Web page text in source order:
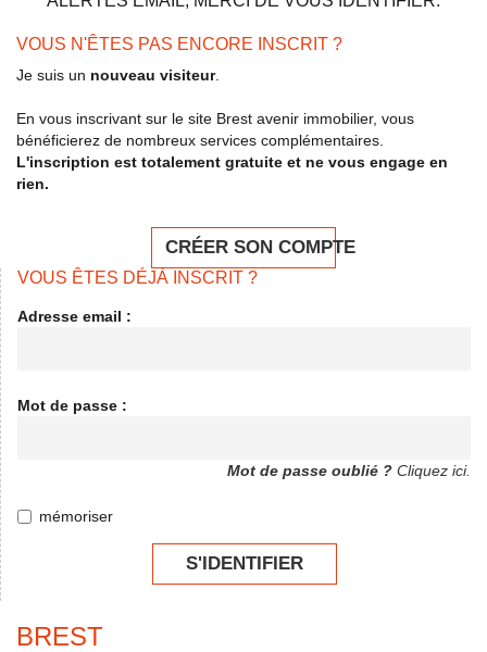
VOUS N'ÊTES PAS ENCORE INSCRIT ?
Je suis un nouveau visiteur.
En vous inscrivant sur le site Brest avenir immobilier, vous
bénéficierez de nombreux services complémentaires.
L'inscription est totalement gratuite et ne vous engage en
rien.
CRÉER SON COMPTE
VOUS ÊTES DÉJÀ INSCRIT ?
Adresse email :
Mot de passe :
Mot de passe oublié ? Cliquez ici.
mémoriser
S'IDENTIFIER
BREST